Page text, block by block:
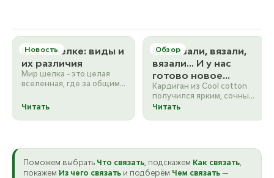
Новость
Все о шелке: виды и
их различия
Мир шелка - это целая
вселенная, где за общим
совершенно разные
Читать
Обзор
Мы вязали, вязали,
вязали… И у нас
готово новое
изделие
Кардиган из Cool cotton
получился ярким, сочным
и очень сочетаемым с
Читать
Поможем выбрать Что связать, подскажем Как связать,
покажем Из чего связать и подберём Чем связать —